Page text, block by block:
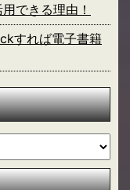
できる理由！
すれば電子書籍